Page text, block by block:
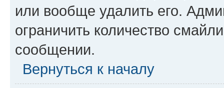
или вообще удалить его.
ограничить количество
сообщении.
Вернуться к началу